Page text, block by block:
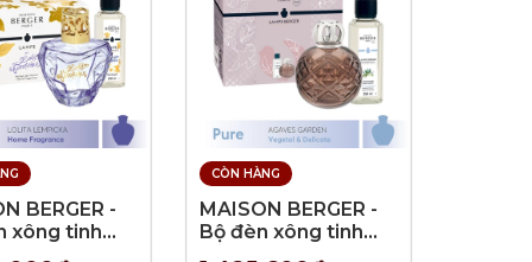
BERGER -
xông tinh
Lempicka
CÒN HÀNG
MAISON BERGER -
Bộ đèn xông tinh
dầu Joy - 2 món -